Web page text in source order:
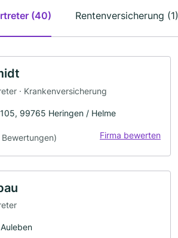
(40) Rentenversicherung (1)
· Krankenversicherung
99765 Heringen / Helme
Bewertungen) Firma bewerten